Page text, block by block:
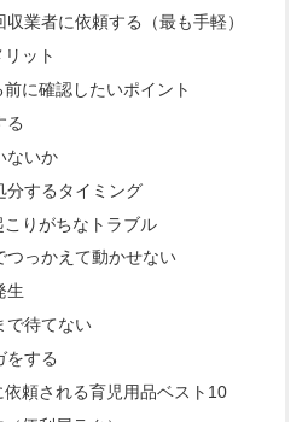
業者に依頼する（最も手軽）
ット
に確認したいポイント
る
ないか
分するタイミング
りがちなトラブル
つっかえて動かせない
生
で待てない
をする
頼される育児用品ベスト10